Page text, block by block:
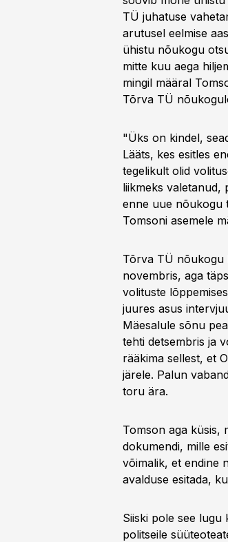
TÜ juhatuse
arutusel eelmise
ühistu nõukogu
mitte kuu aega
mingil määral
Tõrva TÜ
"Üks on kindel,
Lääts, kes esitles
tegelikult olid
liikmeks valetanud,
enne uue nõukogu
Tomsoni asemele
Tõrva TÜ nõukogu
novembris, aga
volituste
juures asus
Mäesalule sõnu
tehti detsembris ja
rääkima sellest, et
järele. Palun
toru ära.
Tomson aga küsis,
dokumendi, mille
võimalik, et endine
avalduse esitada,
Siiski pole see lugu
politseile